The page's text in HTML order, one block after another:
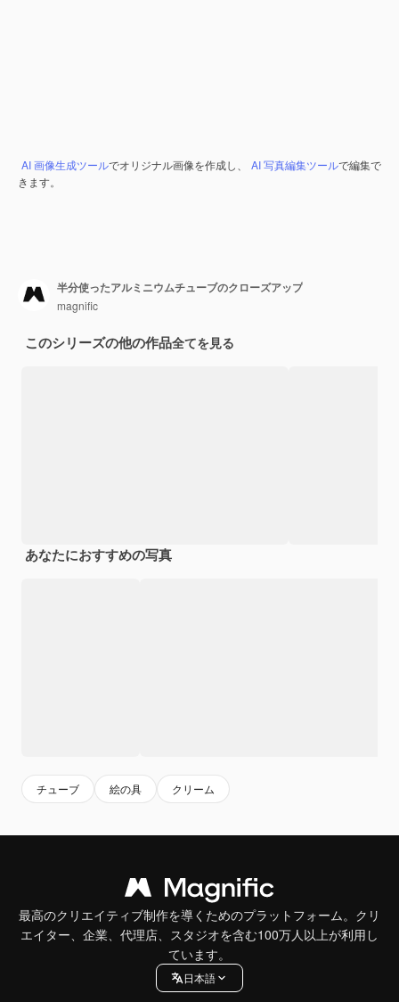
AI 画像生成ツールでオリジナル画像を作成し、 AI 写真編集ツールで編集で
きます。
半分使ったアルミニウムチューブのクローズアップ
magnific
このシリーズの他の作品全てを見る
あなたにおすすめの写真
チューブ 絵の具 クリーム
最高のクリエイティブ制作を導くためのプラットフォーム。クリ
エイター、企業、代理店、スタジオを含む100万人以上が利用し
ています。
日本語